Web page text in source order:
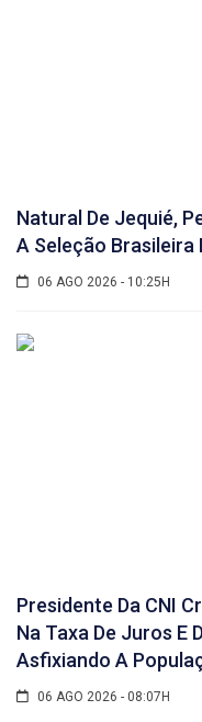
Natural De Jequié,
A Seleção Brasileira
06 AGO 2026 - 10:25H
Presidente Da CNI
Na Taxa De Juros E
Asfixiando A
06 AGO 2026 - 08:07H